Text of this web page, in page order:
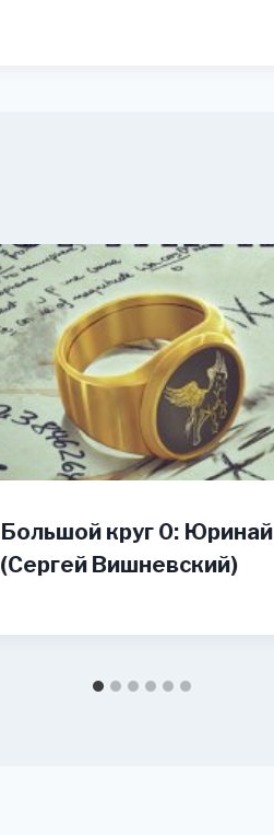
Большой круг 0: Юринай
(Сергей Вишневский)